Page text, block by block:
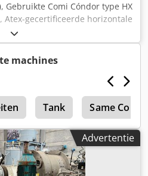
, Gebruikte Comi Cóndor type HX
Atex-gecertificeerde horizontale
geperforeerde mand van
laadvermogen 280 kg,
liter. Inwendige nominale
50°C. De unit is voorzien van
powerpack, montageveren
Roestvrijstaal 316/316L
Nuex Andswa Model:
1,25 kg/dm³): 280 kg
COMI-CONDOR
machines
Tank Same
Advertentie